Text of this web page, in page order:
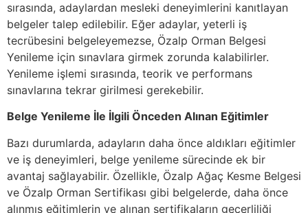
sırasında, adaylardan mesleki deneyimlerini kanıtlayan
belgeler talep edilebilir. Eğer adaylar, yeterli iş
tecrübesini belgeleyemezse, Özalp Orman Belgesi
Yenileme için sınavlara girmek zorunda kalabilirler.
Yenileme işlemi sırasında, teorik ve performans
sınavlarına tekrar girilmesi gerekebilir.
Belge Yenileme İle İlgili Önceden Alınan Eğitimler
Bazı durumlarda, adayların daha önce aldıkları eğitimler
ve iş deneyimleri, belge yenileme sürecinde ek bir
avantaj sağlayabilir. Özellikle, Özalp Ağaç Kesme Belgesi
ve Özalp Orman Sertifikası gibi belgelerde, daha önce
alınmış eğitimlerin ve alınan sertifikaların geçerliliği